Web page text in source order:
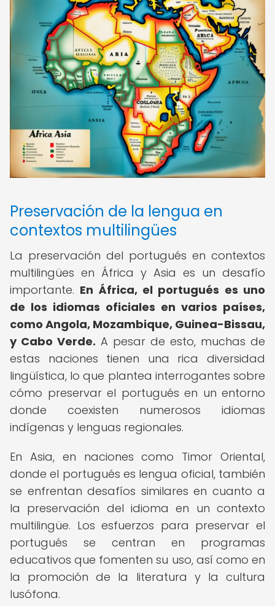
Preservación de la lengua en
contextos multilingües
La preservación del portugués en contextos
multilingües en África y Asia es un desafío
importante. En África, el portugués es uno
de los idiomas oficiales en varios países,
como Angola, Mozambique, Guinea-Bissau,
y Cabo Verde. A pesar de esto, muchas de
estas naciones tienen una rica diversidad
lingüística, lo que plantea interrogantes sobre
cómo preservar el portugués en un entorno
donde coexisten numerosos idiomas
indígenas y lenguas regionales.
En Asia, en naciones como Timor Oriental,
donde el portugués es lengua oficial, también
se enfrentan desafíos similares en cuanto a
la preservación del idioma en un contexto
multilingüe. Los esfuerzos para preservar el
portugués se centran en programas
educativos que fomenten su uso, así como en
la promoción de la literatura y la cultura
lusófona.